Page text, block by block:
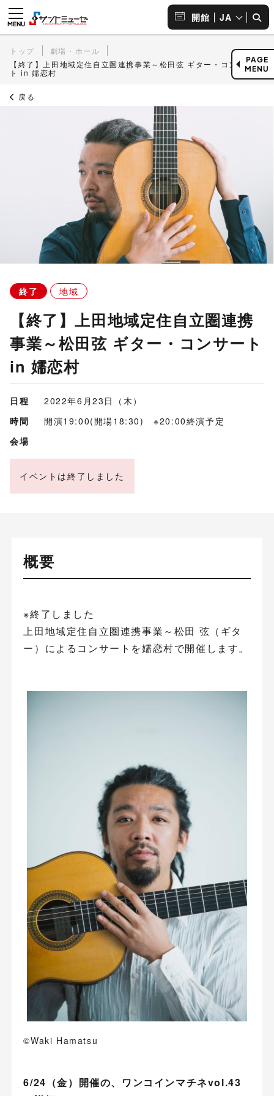
開館 JA
トップ
劇場・ホール
【終了】上田地域定住自立圏連携事業～松田弦 ギター・コンサー
ト in 嬬恋村
戻る
終了 地域
【終了】上田地域定住自立圏連携
事業～松田弦 ギター・コンサート
in 嬬恋村
日程
2022年6月23日（木）
時間
開演19:00(開場18:30) ※20:00終演予定
会場
イベントは終了しました
PAGE
MENU
概要
※終了しました
上田地域定住自立圏連携事業～松田 弦（ギタ
ー）によるコンサートを嬬恋村で開催します。
©Waki Hamatsu
6/24（金）開催の、ワンコインマチネvol.43